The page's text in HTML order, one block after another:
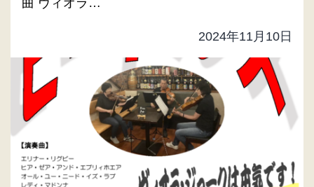
2024年11月10日